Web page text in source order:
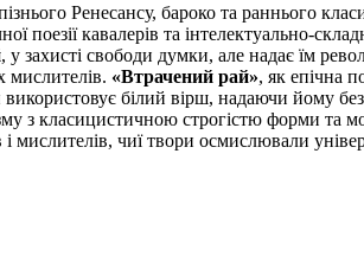
Ренесансу, бароко та раннього
поезії кавалерів та інтелектуально-
, у захисті свободи думки, але надає їм
мислителів. «Втрачений рай», як епічна
білий вірш, надаючи йому
з класицистичною строгістю форми
чиї твори осмислювали